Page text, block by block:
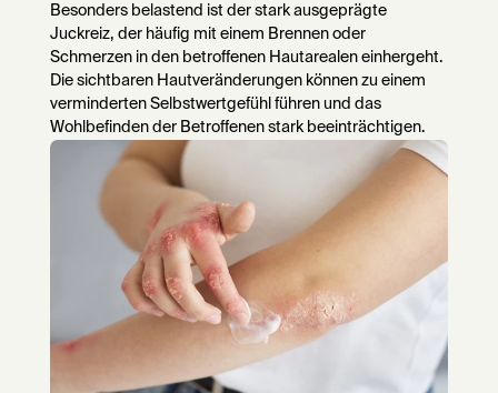
Besonders belastend ist der stark ausgeprägte
Juckreiz, der häufig mit einem Brennen oder
Schmerzen in den betroffenen Hautarealen einhergeht.
Die sichtbaren Hautveränderungen können zu einem
verminderten Selbstwertgefühl führen und das
Wohlbefinden der Betroffenen stark beeinträchtigen.